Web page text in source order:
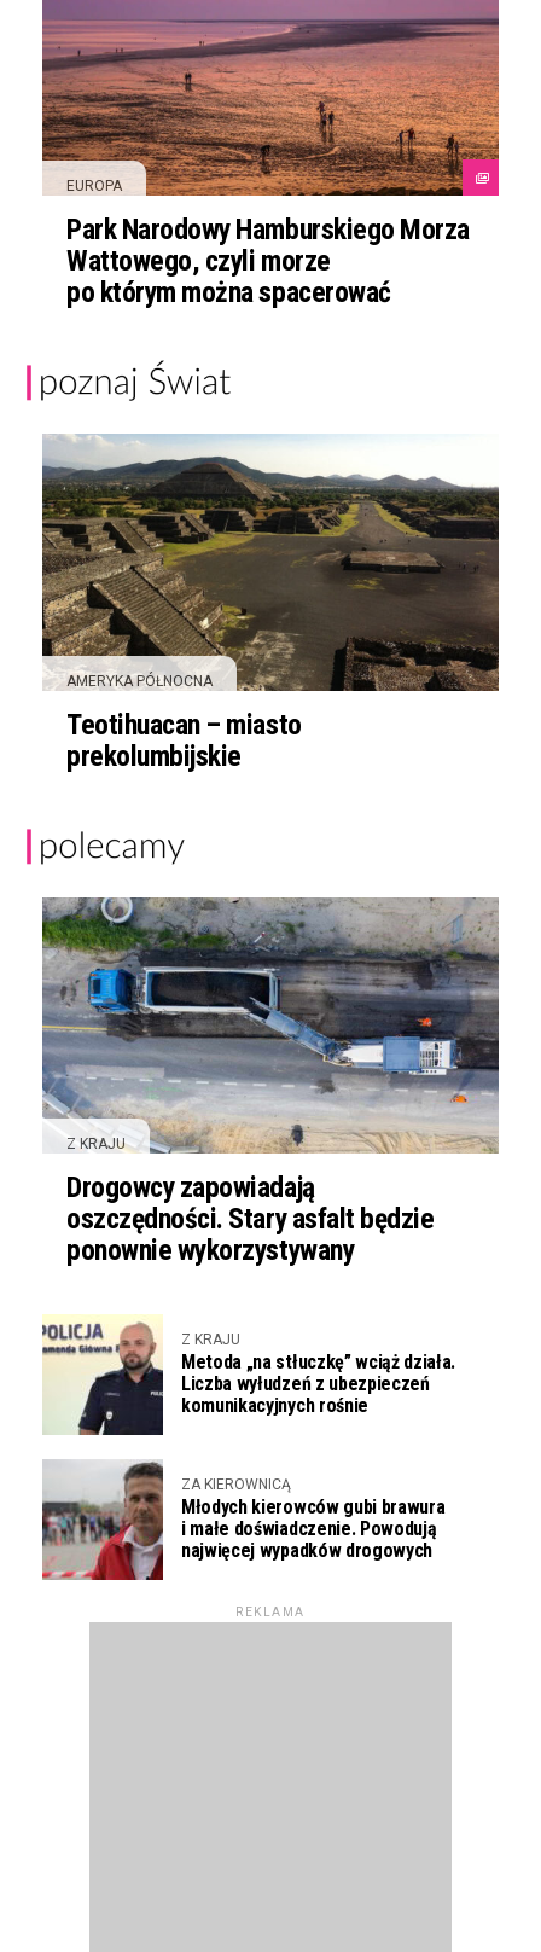
EUROPA
Park Narodowy Hamburskiego Morza
Wattowego, czyli morze
po którym można spacerować
AMERYKA PÓŁNOCNA
Teotihuacan – miasto
prekolumbijskie
Z KRAJU
Drogowcy zapowiadają
oszczędności. Stary asfalt będzie
ponownie wykorzystywany
Z KRAJU
Metoda „na stłuczkę” wciąż działa.
Liczba wyłudzeń z ubezpieczeń
komunikacyjnych rośnie
ZA KIEROWNICĄ
Młodych kierowców gubi brawura
i małe doświadczenie. Powodują
najwięcej wypadków drogowych
REKLAMA